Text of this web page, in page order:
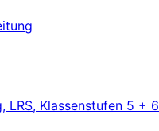
LRS, Klassenstufen 5 + 6